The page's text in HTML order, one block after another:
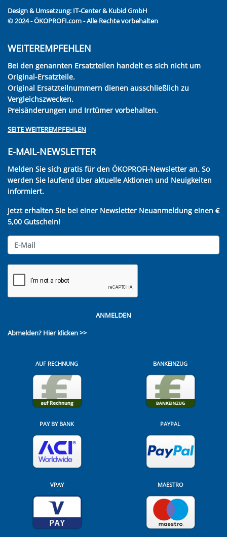
Design & Umsetzung: IT-Center & Kubid GmbH
© 2024 - ÖKOPROFI.com - Alle Rechte vorbehalten
WEITEREMPFEHLEN
Bei den genannten Ersatzteilen handelt es sich nicht um
Original-Ersatzteile.
Original Ersatzteilnummern dienen ausschließlich zu
Vergleichszwecken.
Preisänderungen und Irrtümer vorbehalten.
SEITE WEITEREMPFEHLEN
E-MAIL-NEWSLETTER
Melden Sie sich gratis für den ÖKOPROFI-Newsletter an. So
werden Sie laufend über aktuelle Aktionen und Neuigkeiten
informiert.
Jetzt erhalten Sie bei einer Newsletter Neuanmeldung einen €
5,00 Gutschein!
ANMELDEN
Abmelden? Hier klicken >>
AUF RECHNUNG BANKEINZUG
PAY BY BANK PAYPAL
VPAY MAESTRO